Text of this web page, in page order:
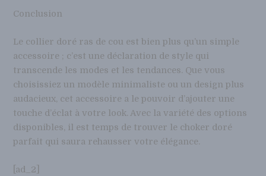
Conclusion
Le collier doré ras de cou est bien plus qu’un simple
accessoire ; c’est une déclaration de style qui
transcende les modes et les tendances. Que vous
choisissiez un modèle minimaliste ou un design plus
audacieux, cet accessoire a le pouvoir d’ajouter une
touche d’éclat à votre look. Avec la variété des options
disponibles, il est temps de trouver le choker doré
parfait qui saura rehausser votre élégance.
[ad_2]